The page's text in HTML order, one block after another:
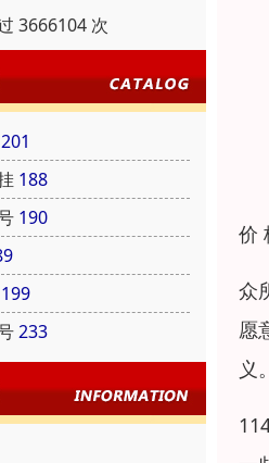
3666104 次
201
188
190
199
233
价
众
愿
义